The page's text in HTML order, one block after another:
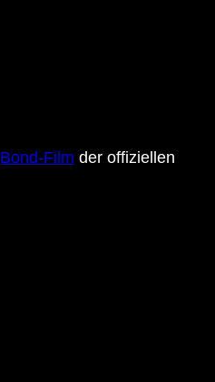
Bond-Film der offiziellen